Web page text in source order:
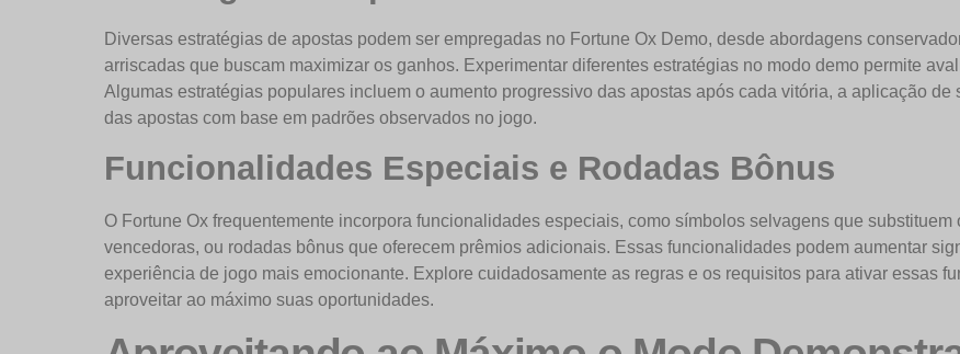
Diversas estratégias de apostas podem ser empregadas no Fortune Ox Demo, desde abordagens
arriscadas que buscam maximizar os ganhos. Experimentar diferentes estratégias no modo demo permite
Algumas estratégias populares incluem o aumento progressivo das apostas após cada vitória, a aplicação
das apostas com base em padrões observados no jogo.
Funcionalidades Especiais e Rodadas Bônus
O Fortune Ox frequentemente incorpora funcionalidades especiais, como símbolos selvagens que
vencedoras, ou rodadas bônus que oferecem prêmios adicionais. Essas funcionalidades podem aumentar
experiência de jogo mais emocionante. Explore cuidadosamente as regras e os requisitos para ativar essas
aproveitar ao máximo suas oportunidades.